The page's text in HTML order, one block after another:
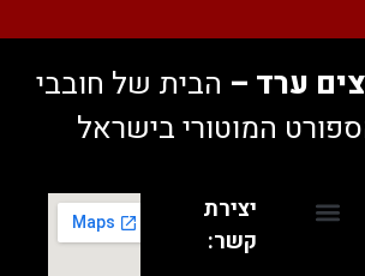
ערד – הבית של חובבי
המוטורי בישראל
יצירת
קשר: